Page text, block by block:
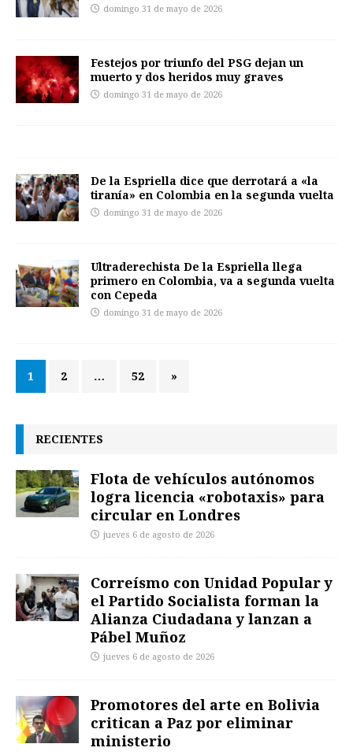
domingo 31 de mayo de 2026
Festejos por triunfo del PSG dejan un
muerto y dos heridos muy graves
domingo 31 de mayo de 2026
De la Espriella dice que derrotará a «la
tiranía» en Colombia en la segunda vuelta
domingo 31 de mayo de 2026
Ultraderechista De la Espriella llega
primero en Colombia, va a segunda vuelta
con Cepeda
domingo 31 de mayo de 2026
1 2 … 52 »
RECIENTES
Flota de vehículos autónomos
logra licencia «robotaxis» para
circular en Londres
jueves 6 de agosto de 2026
Correísmo con Unidad Popular y
el Partido Socialista forman la
Alianza Ciudadana y lanzan a
Pábel Muñoz
jueves 6 de agosto de 2026
Promotores del arte en Bolivia
critican a Paz por eliminar
ministerio